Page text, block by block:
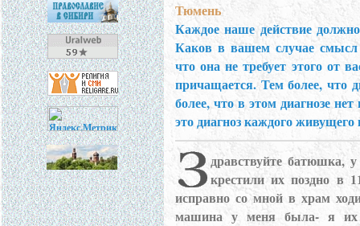
Тюмень
Каждое наше действие
Каков в вашем случае смысл
что она не требует этого от
причащается. Тем более,
более, что в этом диагнозе
это диагноз каждого живущего
дравствуйте батюшка,
крестили их поздно в
исправно со мной в храм
машина у меня была- я их